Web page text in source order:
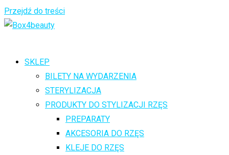
Przejdź do treści
SKLEP
BILETY NA WYDARZENIA
STERYLIZACJA
PRODUKTY DO STYLIZACJI RZĘS
PREPARATY
AKCESORIA DO RZĘS
KLEJE DO RZĘS